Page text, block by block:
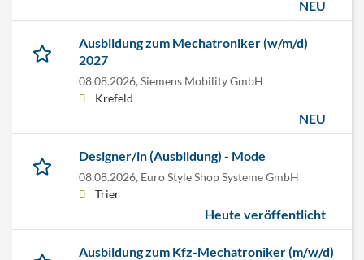
NEU
Ausbildung zum Mechatroniker (w/m/d)
2027
08.08.2026, Siemens Mobility GmbH
Krefeld
NEU
Designer/in (Ausbildung) - Mode
08.08.2026, Euro Style Shop Systeme GmbH
Trier
Heute veröffentlicht
Ausbildung zum Kfz-Mechatroniker (m/w/d)